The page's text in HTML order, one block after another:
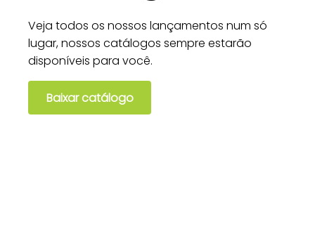
Veja todos os nossos lançamentos num só
lugar, nossos catálogos sempre estarão
disponíveis para você.
Baixar catálogo